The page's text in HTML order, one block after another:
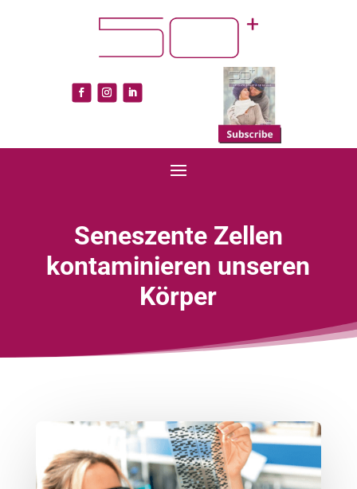
Seneszente Zellen
kontaminieren unseren
Körper